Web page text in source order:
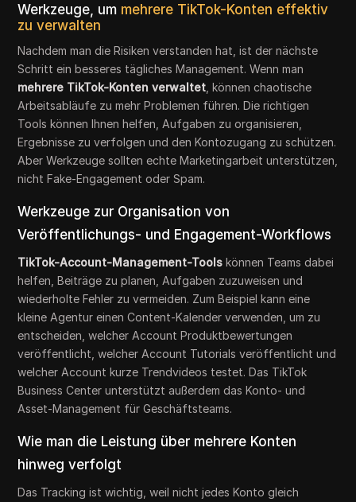
Werkzeuge, um mehrere TikTok-Konten effektiv
zu verwalten
Nachdem man die Risiken verstanden hat, ist der nächste
Schritt ein besseres tägliches Management. Wenn man
mehrere TikTok-Konten verwaltet , können chaotische
Arbeitsabläufe zu mehr Problemen führen. Die richtigen
Tools können Ihnen helfen, Aufgaben zu organisieren,
Ergebnisse zu verfolgen und den Kontozugang zu schützen.
Aber Werkzeuge sollten echte Marketingarbeit unterstützen,
nicht Fake-Engagement oder Spam.
Werkzeuge zur Organisation von
Veröffentlichungs- und Engagement-Workflows
TikTok-Account-Management-Tools können Teams dabei
helfen, Beiträge zu planen, Aufgaben zuzuweisen und
wiederholte Fehler zu vermeiden. Zum Beispiel kann eine
kleine Agentur einen Content-Kalender verwenden, um zu
entscheiden, welcher Account Produktbewertungen
veröffentlicht, welcher Account Tutorials veröffentlicht und
welcher Account kurze Trendvideos testet. Das TikTok
Business Center unterstützt außerdem das Konto- und
Asset-Management für Geschäftsteams.
Wie man die Leistung über mehrere Konten
hinweg verfolgt
Das Tracking ist wichtig, weil nicht jedes Konto gleich